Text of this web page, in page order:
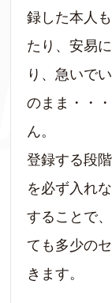
録した本人
たり、安易
り、急いで
のまま・・
ん。
登録する段
を必ず入れ
することで
ても多少の
きます。